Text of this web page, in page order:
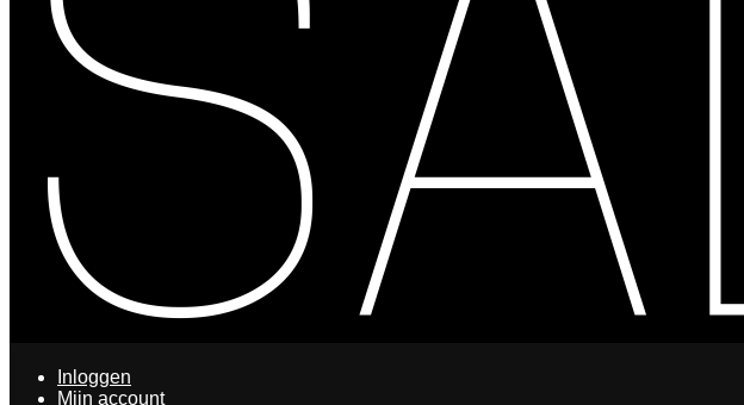
Inloggen
Mijn account